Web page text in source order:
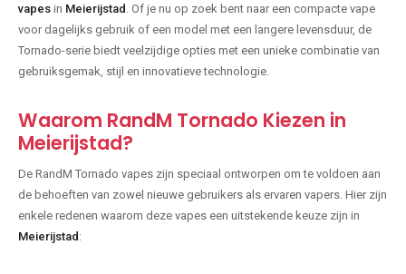
vapes in Meierijstad . Of je nu op zoek bent naar een compacte vape
voor dagelijks gebruik of een model met een langere levensduur, de
Tornado-serie biedt veelzijdige opties met een unieke combinatie van
gebruiksgemak, stijl en innovatieve technologie.
Waarom RandM Tornado Kiezen in
Meierijstad?
De RandM Tornado vapes zijn speciaal ontworpen om te voldoen aan
de behoeften van zowel nieuwe gebruikers als ervaren vapers. Hier zijn
enkele redenen waarom deze vapes een uitstekende keuze zijn in
Meierijstad: